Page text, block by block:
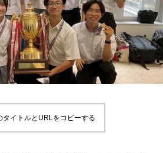
タイトルとURLをコピーする